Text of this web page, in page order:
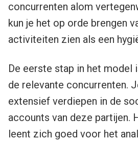
concurrenten alom
kun je het op orde brengen
activiteiten zien als een
De eerste stap in het model
de relevante concurrenten.
extensief verdiepen in de
accounts van deze partijen.
leent zich goed voor het